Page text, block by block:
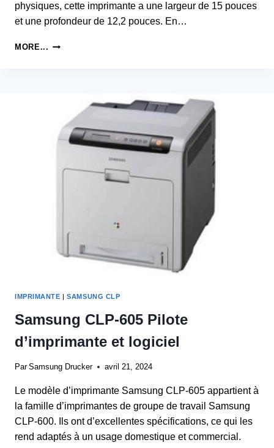
physiques, cette imprimante a une largeur de 15 pouces
et une profondeur de 12,2 pouces. En…
MORE... SAMSUNG
D’IMPRIMANTE
LOGICIEL
IMPRIMANTE |SAMSUNG CLP
Samsung CLP-605 Pilote
d’imprimante et logiciel
Par Samsung Drucker avril 21, 2024
Le modèle d’imprimante Samsung CLP-605 appartient à
la famille d’imprimantes de groupe de travail Samsung
CLP-600. Ils ont d’excellentes spécifications, ce qui les
rend adaptés à un usage domestique et commercial.